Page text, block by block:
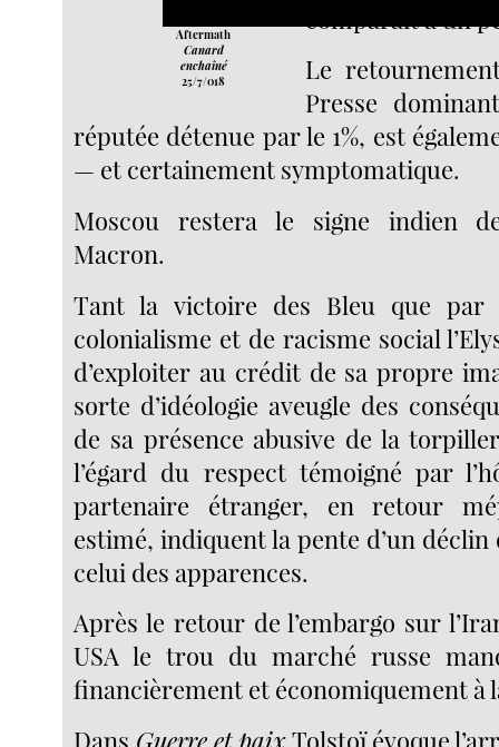
Aftermath
Canard
enchaîné
25/7/018
comparait à un
Le
Presse
réputée détenue par le 1%, est
— et certainement symptomatique.
Moscou restera le signe indien
Macron.
Tant la victoire des Bleu que par
colonialisme et de racisme social
d’exploiter au crédit de sa propre
sorte d’idéologie aveugle des
de sa présence abusive de la
l’égard du respect témoigné par
partenaire étranger, en retour
estimé, indiquent la pente d’un déclin
celui des apparences.
Après le retour de l’embargo sur
USA le trou du marché russe
financièrement et économiquement à